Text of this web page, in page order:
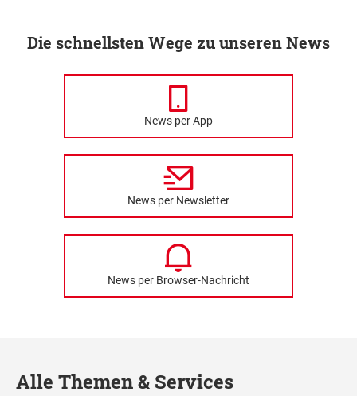
Die schnellsten Wege zu unseren News
News per App
News per Newsletter
News per Browser-Nachricht
Alle Themen & Services